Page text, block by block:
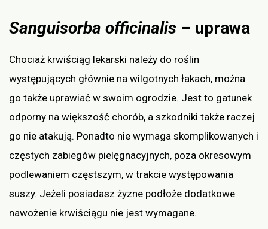
Sanguisorba officinalis – uprawa
Chociaż krwiściąg lekarski należy do roślin
występujących głównie na wilgotnych łakach, można
go także uprawiać w swoim ogrodzie. Jest to gatunek
odporny na większość chorób, a szkodniki także raczej
go nie atakują. Ponadto nie wymaga skomplikowanych i
częstych zabiegów pielęgnacyjnych, poza okresowym
podlewaniem częstszym, w trakcie występowania
suszy. Jeżeli posiadasz żyzne podłoże dodatkowe
nawożenie krwiściągu nie jest wymagane.